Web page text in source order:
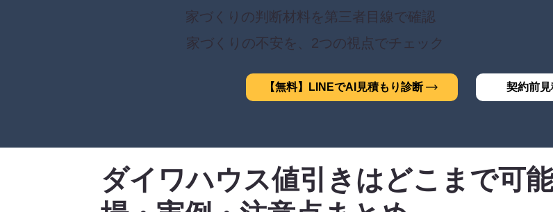
家づくりの判断材料を第三者目線で確認
家づくりの不安を、2つの視点でチェック
【無料】LINEでAI見積もり診断 契約前
ダイワハウス値引きはどこまで可